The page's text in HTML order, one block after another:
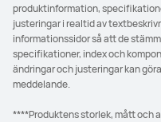
produktinformation,
justeringar i realtid av
informationssidor så att de
specifikationer, index och
ändringar och justeringar kan
meddelande.
****Produktens storlek, mått och